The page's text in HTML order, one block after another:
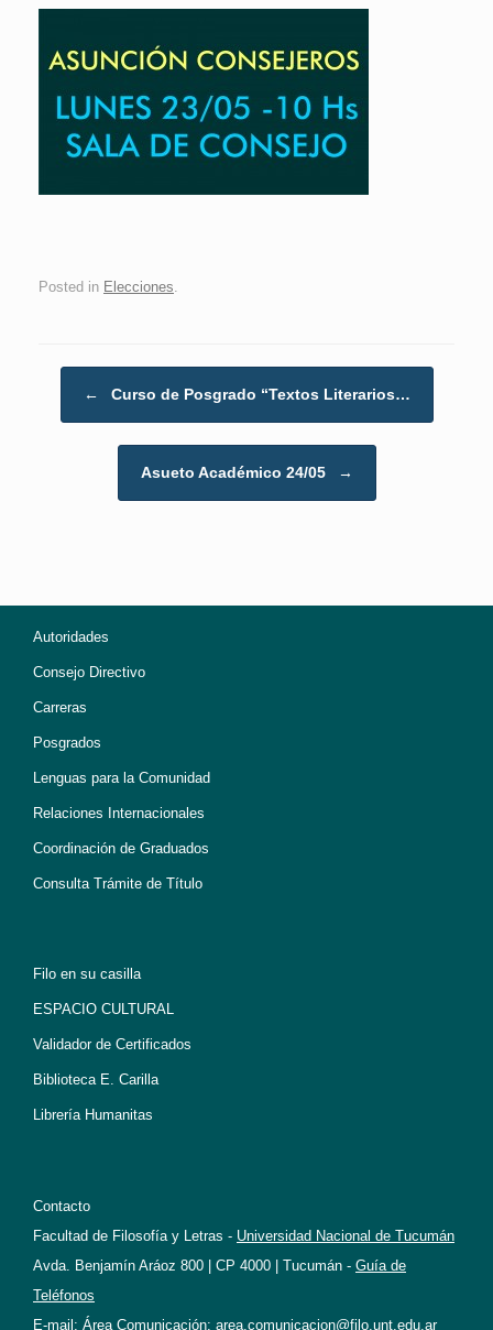
Posted in Elecciones
← Curso de Posgrado “Textos Literarios…
Asueto Académico 24/05 →
Autoridades
Consejo Directivo
Carreras
Posgrados
Lenguas para la Comunidad
Relaciones Internacionales
Coordinación de Graduados
Consulta Trámite de Título
Filo en su casilla
ESPACIO CULTURAL
Validador de Certificados
Biblioteca E. Carilla
Librería Humanitas
Contacto
Facultad de Filosofía y Letras - Universidad Nacional de Tucumán
Avda. Benjamín Aráoz 800 | CP 4000 | Tucumán - Guía de
Teléfonos
E-mail: Área Comunicación: area.comunicacion@filo.unt.edu.ar